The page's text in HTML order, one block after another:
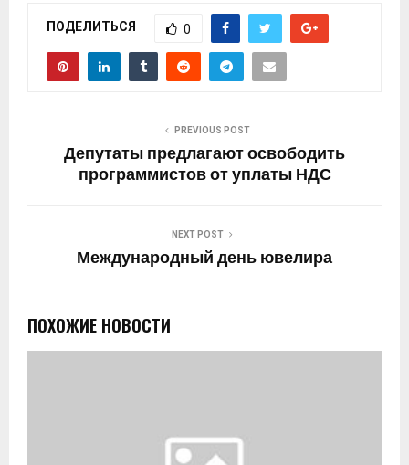
ПОДЕЛИТЬСЯ 0
PREVIOUS POST
Депутаты предлагают освободить
программистов от уплаты НДС
NEXT POST
Международный день ювелира
ПОХОЖИЕ НОВОСТИ